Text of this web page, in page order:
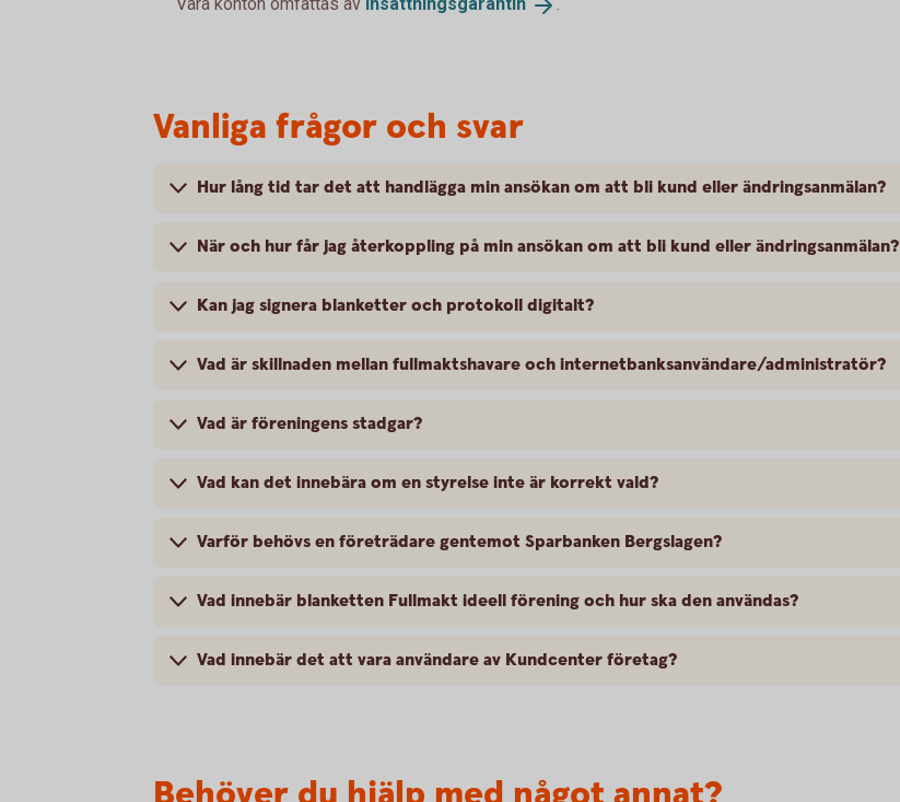
Vanliga frågor och svar
Hur lång tid tar det att handlägga min ansökan om att bli kund eller ändringsanmälan?
När och hur får jag återkoppling på min ansökan om att bli kund eller ändringsanmälan?
Kan jag signera blanketter och protokoll digitalt?
Vad är skillnaden mellan fullmaktshavare och internetbanksanvändare/administratör?
Vad är föreningens stadgar?
Vad kan det innebära om en styrelse inte är korrekt vald?
Varför behövs en företrädare gentemot Sparbanken Bergslagen?
Vad innebär blanketten Fullmakt ideell förening och hur ska den användas?
Vad innebär det att vara användare av Kundcenter företag?